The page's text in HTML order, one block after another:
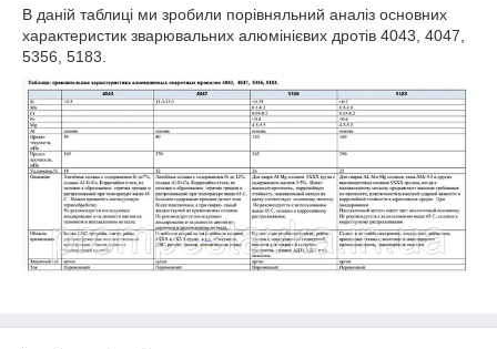
В даній таблиці ми зробили порівняльний аналіз основних
характеристик зварювальних алюмінієвих дротів 4043, 4047,
5356, 5183.